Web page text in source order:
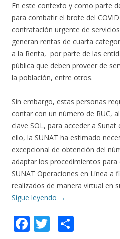
En este contexto y como parte
para combatir el brote del
contratación urgente de
generan rentas de cuarta
a la Renta, por parte de las
pública que deben proveer de
la población, entre otros.
Sin embargo, estas personas
contar con un número de RUC,
clave SOL, para acceder a
ello, la SUNAT ha estimado
excepcional de obtención del
adaptar los procedimientos para
SUNAT Operaciones en Línea a
realizados de manera virtual en
Sigue leyendo →
F T